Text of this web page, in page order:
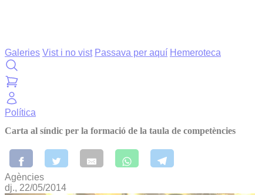
Galeries Vist i no vist Passava per aquí Hemeroteca
Política
Carta al síndic per la formació de la taula de competències
Agències
dj., 22/05/2014